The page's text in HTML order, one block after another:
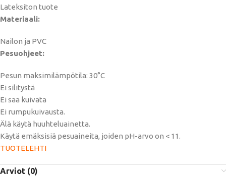
Lateksiton tuote
Materiaali:
Nailon ja PVC
Pesuohjeet:
Pesun maksimilämpötila: 30°C
Ei silitystä
Ei saa kuivata
Ei rumpukuivausta.
Älä käytä huuhteluainetta.
Käytä emäksisiä pesuaineita, joiden pH-arvo on < 11.
TUOTELEHTI
Arviot (0)